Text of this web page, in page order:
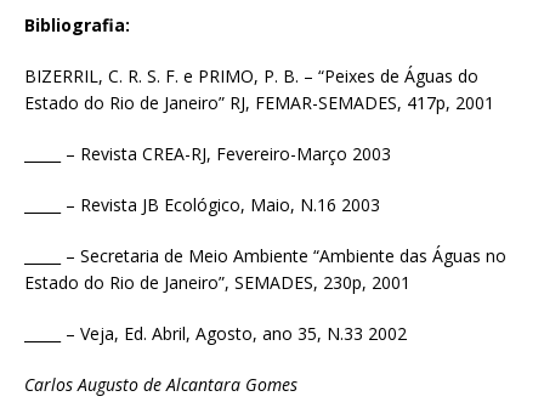
Bibliografia:
BIZERRIL, C. R. S. F. e PRIMO, P. B. – “Peixes de Águas do
Estado do Rio de Janeiro” RJ, FEMAR-SEMADES, 417p, 2001
_____ – Revista CREA-RJ, Fevereiro-Março 2003
_____ – Revista JB Ecológico, Maio, N.16 2003
_____ – Secretaria de Meio Ambiente “Ambiente das Águas no
Estado do Rio de Janeiro”, SEMADES, 230p, 2001
_____ – Veja, Ed. Abril, Agosto, ano 35, N.33 2002
Carlos Augusto de Alcantara Gomes